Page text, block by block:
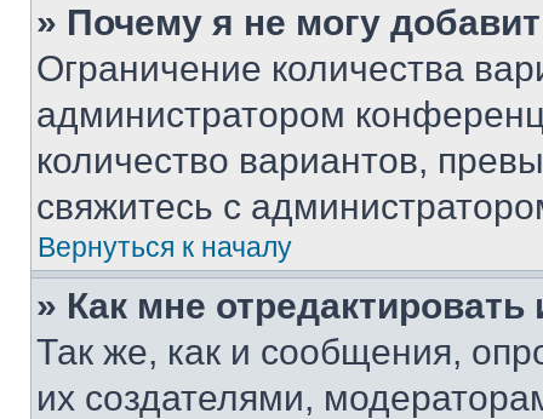
» Почему я не могу
Ограничение количества
администратором
количество вариантов,
свяжитесь с
Вернуться к началу
» Как мне
Так же, как и сообщения,
их создателями,